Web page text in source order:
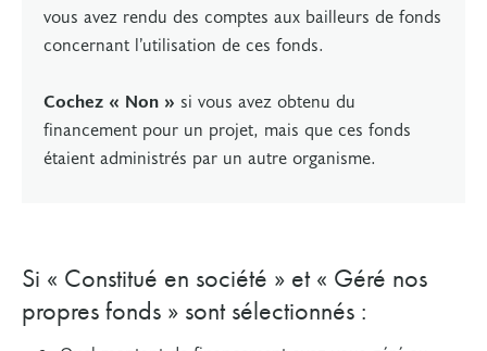
vous avez rendu des comptes aux bailleurs de fonds
concernant l’utilisation de ces fonds.
Cochez « Non » si vous avez obtenu du
financement pour un projet, mais que ces fonds
étaient administrés par un autre organisme.
Si « Constitué en société » et « Géré nos
propres fonds » sont sélectionnés :